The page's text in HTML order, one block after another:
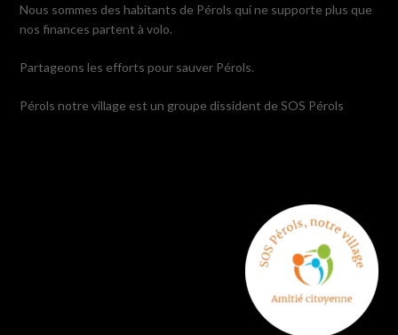
Nous sommes des habitants de Pérols qui ne supporte plus que
nos finances partent à volo.
Partageons les efforts pour sauver Pérols.
Pérols notre village est un groupe dissident de SOS Pérols